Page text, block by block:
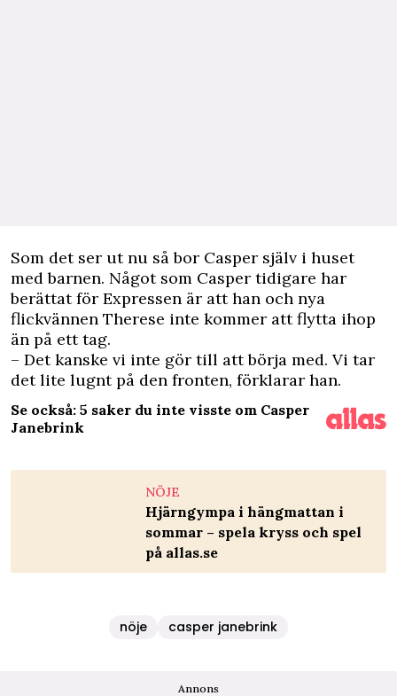
Som det ser ut nu så bor Casper själv i huset
med barnen. Något som Casper tidigare har
berättat för Expressen är att han och nya
flickvännen Therese inte kommer att flytta ihop
än på ett tag.
– Det kanske vi inte gör till att börja med. Vi tar
det lite lugnt på den fronten, förklarar han.
Se också: 5 saker du inte visste om Casper
Janebrink
NÖJE
Hjärngympa i hängmattan i
sommar – spela kryss och spel
på allas.se
nöje casper janebrink
Annons